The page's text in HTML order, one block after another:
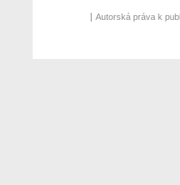
Autorská práva k